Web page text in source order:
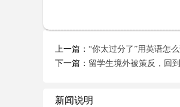
上一篇： “你太过分了”用英语怎么
下一篇： 留学生境外被策反，回
新闻说明